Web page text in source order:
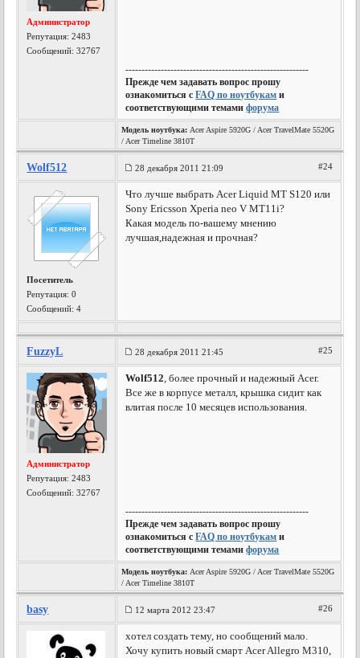
Администратор
Репутация:2483
Сообщений: 32767
---------------------------------------------------------
Прежде чем задавать вопрос прошу
ознакомиться сFAQ по ноутбукам и
соответствующими темамифорума
Модель ноутбука: Acer Aspire 5920G / Acer TravelMate 5520G
/ Acer Timeline 3810T
Wolf512 28 декабря 2011 21:09 #24
Посетитель
Репутация:0
Сообщений: 4
Что лучше выбрать Acer Liquid MT S120 или
Sony Ericsson Xperia neo V MT11i?
Какая модель по-вашему мнению
лучшая,надежная и прочная?
FuzzyL 28 декабря 2011 21:45 #25
Администратор
Репутация:2483
Сообщений: 32767
Wolf512, более прочный и надежный Acer.
Все же в корпусе металл, крышка сидит как
влитая после 10 месяцев использования.
---------------------------------------------------------
Прежде чем задавать вопрос прошу
ознакомиться сFAQ по ноутбукам и
соответствующими темамифорума
Модель ноутбука: Acer Aspire 5920G / Acer TravelMate 5520G
/ Acer Timeline 3810T
basy 12 марта 2012 23:47 #26
хотел создать тему, но сообщений мало.
Хочу купить новый смарт Acer Allegro M310,